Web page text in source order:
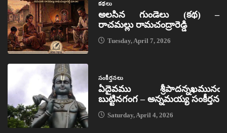
కథలు
అలసిన గుండెలు (కథ) –
రాచమల్లు రామచంద్రారెడ్డి
Tuesday, April 7, 2026
సంకీర్తనలు
ఏదైవము శ్రీపాదన్నఖమునఁ
బుట్టినగంగ – అన్నమయ్య సంకీర్తన
Saturday, April 4, 2026